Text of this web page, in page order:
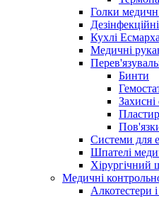
Голки
Кухлі Есмарха
Медичні
Бинти
Системи для
Шпателі
Хірургічний
Медичні
Алкотестери